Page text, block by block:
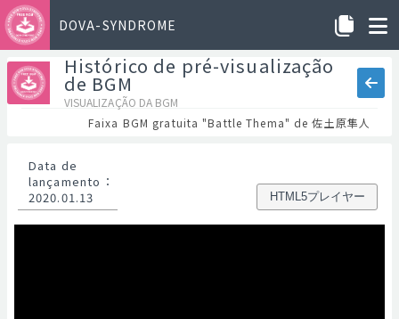
DOVA-SYNDROME
Histórico de pré-visualização
de BGM
VISUALIZAÇÃO DA BGM
Faixa BGM gratuita "Battle Thema" de 佐土原隼人
Data de
lançamento ：
2020.01.13
HTML5プレイヤー